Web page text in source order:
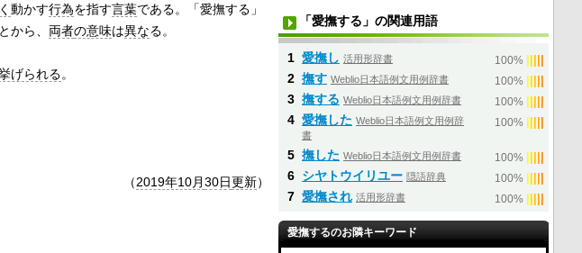
動かす行為を指す言葉である。「愛撫する」
から、 両者の意味は異なる。
げられる。
（2019年10月30日更新）
「愛撫する」の関連用語
1 愛撫し 活用形辞書 100%
2 撫す Weblio日本語例文用例辞書 100%
3 撫する Weblio日本語例文用例辞書 100%
4 愛撫した Weblio日本語例文用例辞
書
100%
5 撫した Weblio日本語例文用例辞書 100%
6 シヤトウイリユー 隠語辞典 100%
7 愛撫され 活用形辞書 100%
愛撫するのお隣キーワード